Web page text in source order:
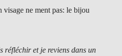
visage ne ment pas: le bijou
réfléchir et je reviens dans un